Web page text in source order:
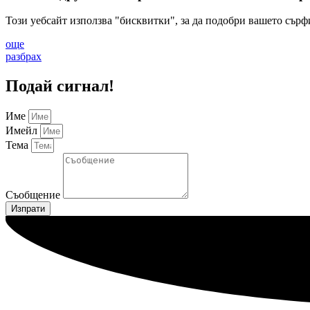
Този уебсайт използва "бисквитки", за да подобри вашето
още
разбрах
Подай сигнал!
Име
Имейл
Тема
Съобщение
Изпрати